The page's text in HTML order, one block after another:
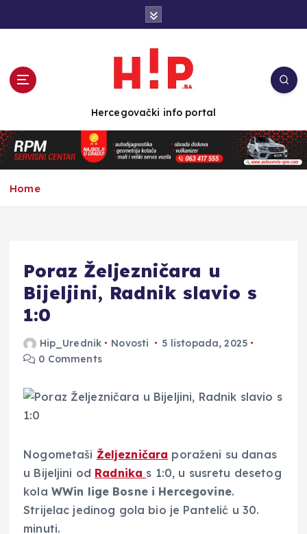
n
t
e
Hercegovački info portal
Home
Poraz Željezničara u
Bijeljini, Radnik slavio s
1:0
Hip_Urednik Novosti
5 listopada, 2025
0 Comments
Nogometaši Željezničara poraženi su danas
u Bijeljini od Radnika s 1:0, u susretu desetog
kola WWin lige Bosne i Hercegovine.
Strijelac jedinog gola bio je Pantelić u 30.
minuti.